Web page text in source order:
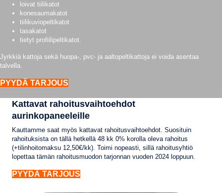
loivat tiilikatot
konesaumakatot
tiilikuviopeltikatot
tasakatot
tietyt profiilipeltikatot.
Jyrkkiä kattoja sekä huopa-, pvc- ja aaltopeltikattoja ei voida asentaa
talvella.
PYYDÄ TARJOUS
Kattavat rahoitusvaihtoehdot
aurinkopaneeleille
Kauttamme saat myös kattavat rahoitusvaihtoehdot. Suosituin
rahoituksista on tällä hetkellä 48 kk 0% korolla oleva rahoitus
(+tilinhoitomaksu 12,50€/kk). Toimi nopeasti, sillä rahoitusyhtiö
lopettaa tämän rahoitusmuodon tarjonnan vuoden 2024 loppuun.
PYYDÄ TARJOUS